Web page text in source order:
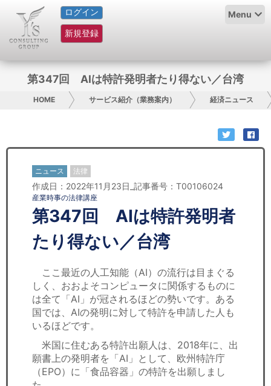
ログイン
新規登録
Menu
HOME
サービス紹介
コラム
グループ概要
日本人にPR
コンサルティング
リサーチ
セミナー
経済ニュース
労務顧問
ＩＴ
第347回 AIは特許発明者たり得ない／台湾
HOME サービス紹介（業務案内） 経済ニュース
ニュース 法律
作成日：2022年11月23日_記事番号：T00106024
産業時事の法律講座
第347回 AIは特許発明者
たり得ない／台湾
ここ最近の人工知能（AI）の流行は目まぐる
しく、おおよそコンピュータに関係するものに
は全て「AI」が冠されるほどの勢いです。ある
国では、AIの発明に対して特許を申請した人も
いるほどです。
米国に住むある特許出願人は、2018年に、出
願書上の発明者を「AI」として、欧州特許庁
（EPO）に「食品容器」の特許を出願しまし